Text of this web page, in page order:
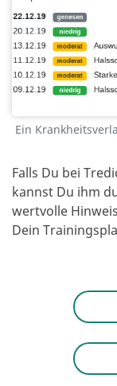
Ein
Falls Du bei
kannst Du ihm
wertvolle
Dein